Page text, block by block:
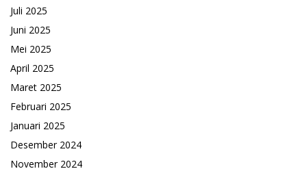
Juli 2025
Juni 2025
Mei 2025
April 2025
Maret 2025
Februari 2025
Januari 2025
Desember 2024
November 2024